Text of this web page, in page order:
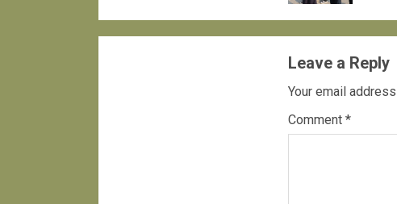
Leave a Reply
Your email
Comment *